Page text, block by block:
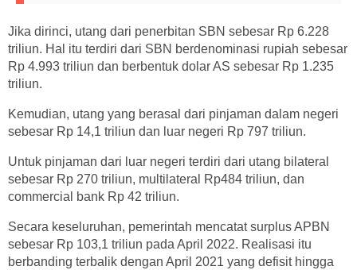
Jika dirinci, utang dari penerbitan SBN sebesar Rp 6.228
triliun. Hal itu terdiri dari SBN berdenominasi rupiah sebesar
Rp 4.993 triliun dan berbentuk dolar AS sebesar Rp 1.235
triliun.
Kemudian, utang yang berasal dari pinjaman dalam negeri
sebesar Rp 14,1 triliun dan luar negeri Rp 797 triliun.
Untuk pinjaman dari luar negeri terdiri dari utang bilateral
sebesar Rp 270 triliun, multilateral Rp484 triliun, dan
commercial bank Rp 42 triliun.
Secara keseluruhan, pemerintah mencatat surplus APBN
sebesar Rp 103,1 triliun pada April 2022. Realisasi itu
berbanding terbalik dengan April 2021 yang defisit hingga